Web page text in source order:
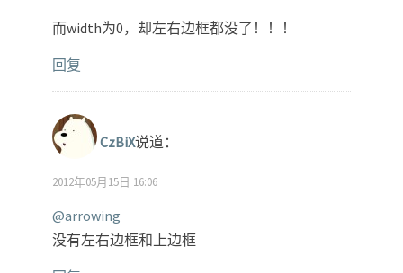
而width为0，却左右边框都没了！！！
回复
CzBiX说道：
2012年05月15日 16:06
@arrowing
没有左右边框和上边框